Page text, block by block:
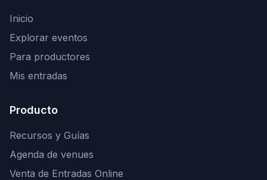
Inicio
Explorar eventos
Para productores
Mis entradas
Producto
Recursos y Guías
Agenda de venues
Venta de Entradas Online